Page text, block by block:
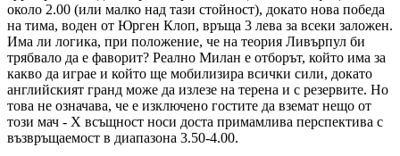
около 2.00 (или малко над тази стойност), докато нова победа
на тима, воден от Юрген Клоп, връща 3 лева за всеки заложен.
Има ли логика, при положение, че на теория Ливърпул би
трябвало да е фаворит? Реално Милан е отборът, който има за
какво да играе и който ще мобилизира всички сили, докато
английският гранд може да излезе на терена и с резервите. Но
това не означава, че е изключено гостите да вземат нещо от
този мач - Х всъщност носи доста примамлива перспектива с
възвръщаемост в диапазона 3.50-4.00.